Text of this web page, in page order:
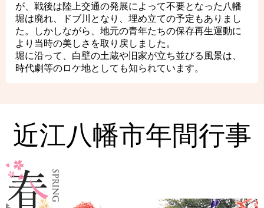
が、戦後は陸上交通の発展によって不要となった八幡
堀は廃れ、ドブ川となり、埋め立ての予定もありまし
た。しかしながら、地元の青年たちの保存再生運動に
より当時の美しさを取り戻しました。
堀に沿って、白壁の土蔵や旧家が立ち並びる風景は、
時代劇等のロケ地としても知られています。
近江八幡市年間行事